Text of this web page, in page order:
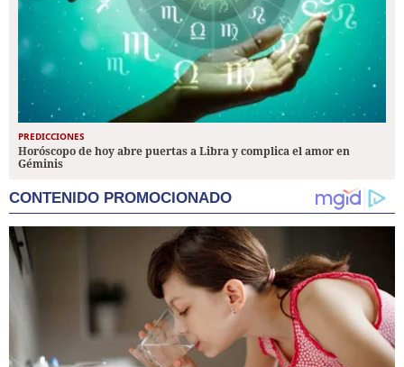
PREDICCIONES
Horóscopo de hoy abre puertas a Libra y complica el amor en
Géminis
CONTENIDO PROMOCIONADO